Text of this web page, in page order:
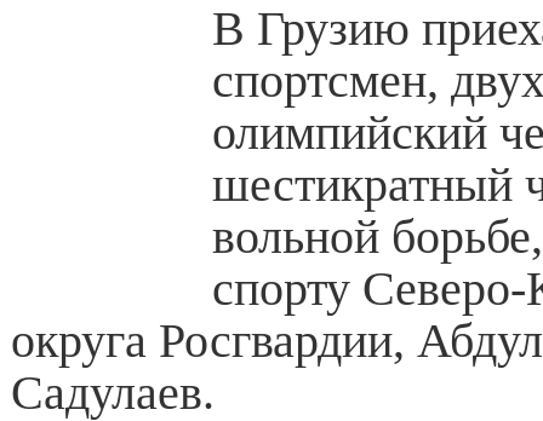
В Грузию
спортсмен,
олимпийский
шестикратный
вольной
спорту Северо-
округа Росгвардии,
Садулаев.